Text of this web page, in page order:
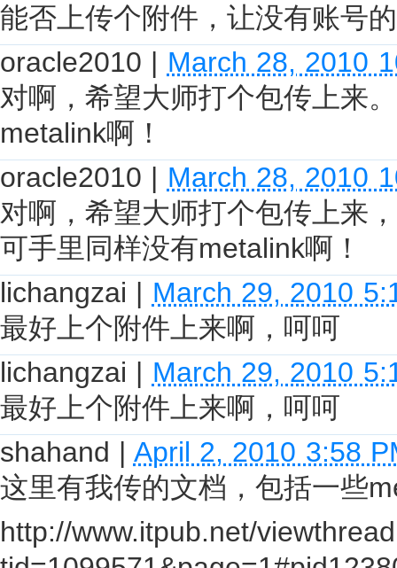
能否上传个附件，让没有账号
oracle2010 | March 28, 2010
对啊，希望大师打个包传上来
metalink啊！
oracle2010 | March 28, 2010
对啊，希望大师打个包传上来
可手里同样没有metalink啊！
lichangzai | March 29, 2010
最好上个附件上来啊，呵呵
lichangzai | March 29, 2010
最好上个附件上来啊，呵呵
shahand | April 2, 2010 3:58
这里有我传的文档，包括一些
http://www.itpub.net/